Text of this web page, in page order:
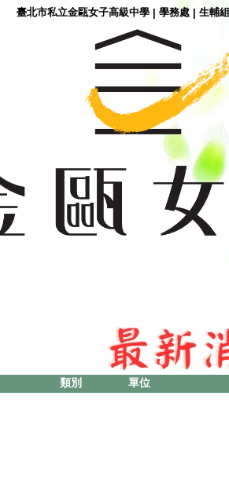
臺北市私立金甌女子高級中學| 學務處| 生輔組
類別 單位